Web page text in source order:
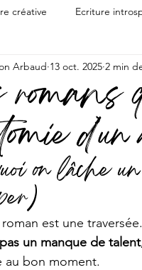
créative Ecriture
témoignages
Arbaud 13 oct. 2025 2 min
on lâche
est une
un manque de talent
au bon moment.